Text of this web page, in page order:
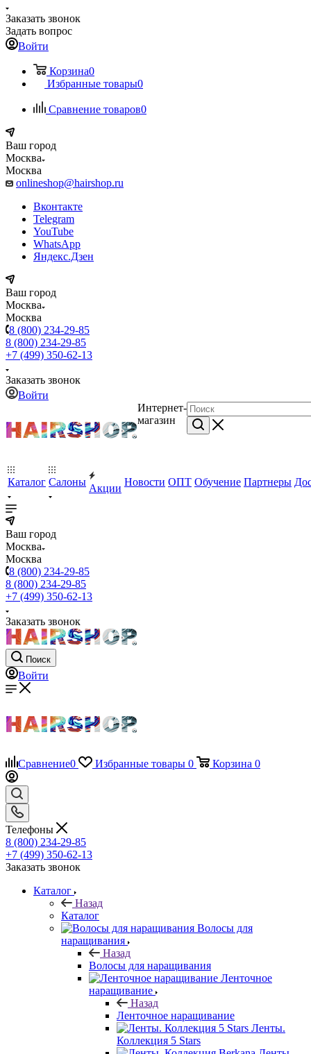
Заказать звонок
Задать вопрос
Войти
Корзина0
Избранные товары0
Сравнение товаров0
Ваш город
Москва
Москва
onlineshop@hairshop.ru
Вконтакте
Telegram
YouTube
WhatsApp
Яндекс.Дзен
Ваш город
Москва
Москва
8 (800) 234-29-85
8 (800) 234-29-85
+7 (499) 350-62-13
Заказать звонок
Войти
Интернет-
магазин
Каталог Салоны
Акции
Новости ОПТ Обучение Партнеры
Ваш город
Москва
Москва
8 (800) 234-29-85
8 (800) 234-29-85
+7 (499) 350-62-13
Заказать звонок
Поиск
Войти
Сравнение0 Избранные товары 0 Корзина 0
Телефоны
8 (800) 234-29-85
+7 (499) 350-62-13
Заказать звонок
Каталог
Назад
Каталог
Волосы для
наращивания
Назад
Волосы для наращивания
Ленточное
наращивание
Назад
Ленточное наращивание
Ленты.
Коллекция 5 Stars